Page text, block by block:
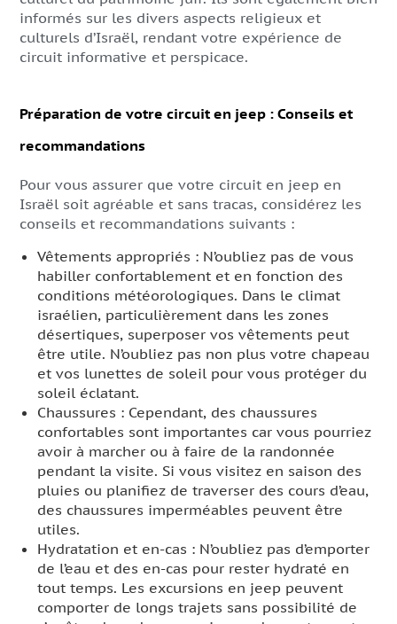
informés sur les divers aspects religieux et
culturels d’Israël, rendant votre expérience de
circuit informative et perspicace.
Préparation de votre circuit en jeep : Conseils et
recommandations
Pour vous assurer que votre circuit en jeep en
Israël soit agréable et sans tracas, considérez les
conseils et recommandations suivants :
Vêtements appropriés : N’oubliez pas de vous
habiller confortablement et en fonction des
conditions météorologiques. Dans le climat
israélien, particulièrement dans les zones
désertiques, superposer vos vêtements peut
être utile. N’oubliez pas non plus votre chapeau
et vos lunettes de soleil pour vous protéger du
soleil éclatant.
Chaussures : Cependant, des chaussures
confortables sont importantes car vous pourriez
avoir à marcher ou à faire de la randonnée
pendant la visite. Si vous visitez en saison des
pluies ou planifiez de traverser des cours d’eau,
des chaussures imperméables peuvent être
utiles.
Hydratation et en-cas : N’oubliez pas d’emporter
de l’eau et des en-cas pour rester hydraté en
tout temps. Les excursions en jeep peuvent
comporter de longs trajets sans possibilité de